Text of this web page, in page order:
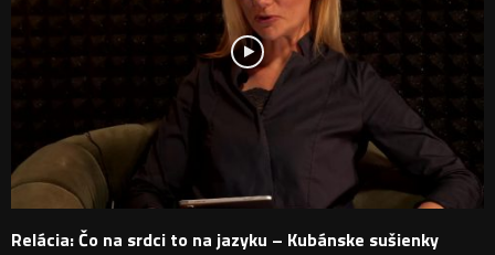
Relácia: Čo na srdci to na jazyku – Kubánske sušienky